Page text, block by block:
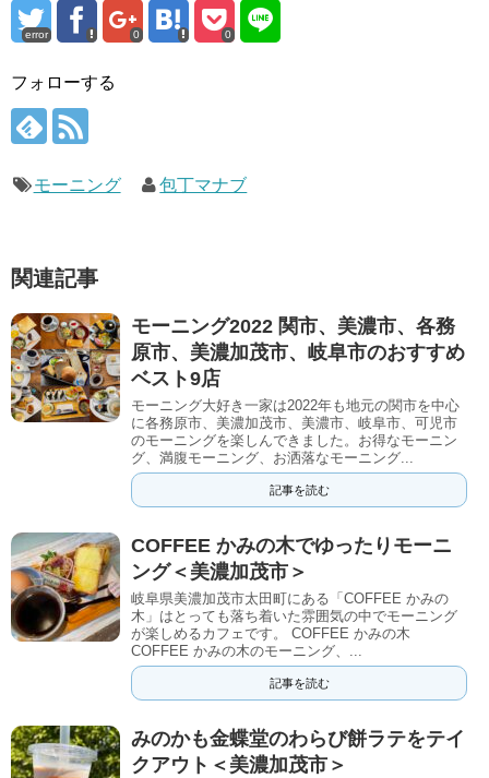
error 0 0
フォローする
モーニング 包丁マナブ
関連記事
モーニング2022 関市、美濃市、各務
原市、美濃加茂市、岐阜市のおすすめ
ベスト9店
モーニング大好き一家は2022年も地元の関市を中心
に各務原市、美濃加茂市、美濃市、岐阜市、可児市
のモーニングを楽しんできました。お得なモーニン
グ、満腹モーニング、お洒落なモーニング...
記事を読む
COFFEE かみの木でゆったりモーニ
ング＜美濃加茂市＞
岐阜県美濃加茂市太田町にある「COFFEE かみの
木」はとっても落ち着いた雰囲気の中でモーニング
が楽しめるカフェです。 COFFEE かみの木
COFFEE かみの木のモーニング、...
記事を読む
みのかも金蝶堂のわらび餅ラテをテイ
クアウト＜美濃加茂市＞